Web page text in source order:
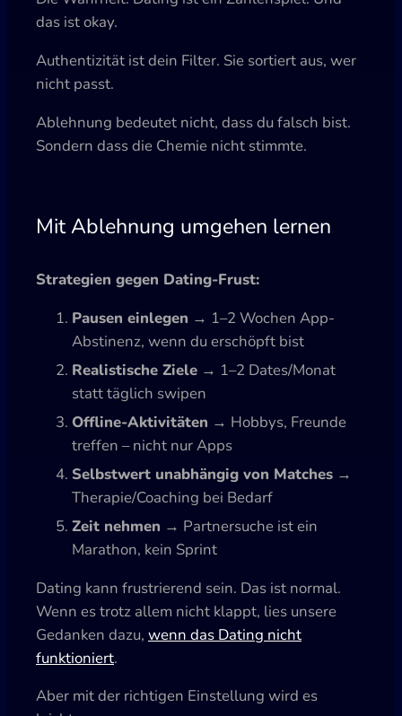
das ist okay.
Authentizität ist dein Filter. Sie sortiert aus, wer
nicht passt.
Ablehnung bedeutet nicht, dass du falsch bist.
Sondern dass die Chemie nicht stimmte.
Mit Ablehnung umgehen lernen
Strategien gegen Dating-Frust:
Pausen einlegen → 1–2 Wochen App-
Abstinenz, wenn du erschöpft bist
Realistische Ziele → 1–2 Dates/Monat
statt täglich swipen
Offline-Aktivitäten → Hobbys, Freunde
treffen – nicht nur Apps
Selbstwert unabhängig von Matches →
Therapie/Coaching bei Bedarf
Zeit nehmen → Partnersuche ist ein
Marathon, kein Sprint
Dating kann frustrierend sein. Das ist normal.
Wenn es trotz allem nicht klappt, lies unsere
Gedanken dazu, wenn das Dating nicht
funktioniert.
Aber mit der richtigen Einstellung wird es